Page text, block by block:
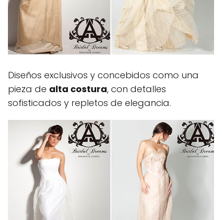
Diseños exclusivos y concebidos como una
pieza de alta costura, con detalles
sofisticados y repletos de elegancia.